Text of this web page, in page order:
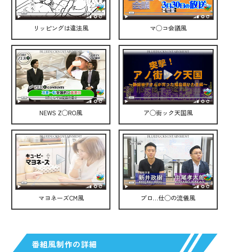
リッピングは違法風 マ◯コ会議風
NEWS Z◯RO風 ア◯街ック天国風
マヨネーズCM風 プロ…仕◯の流儀風
番組風制作の詳細